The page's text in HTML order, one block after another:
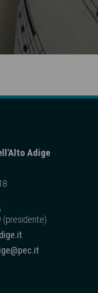
Adige
(presidente)